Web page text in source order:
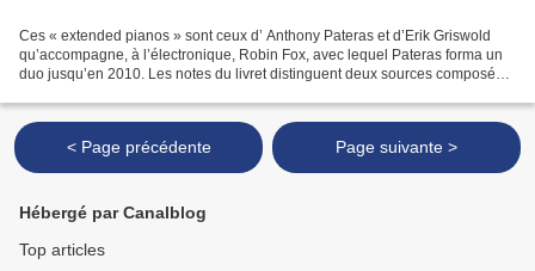
Ces « extended pianos » sont ceux d’ Anthony Pateras et d’Erik Griswold
qu’accompagne, à l’électronique, Robin Fox, avec lequel Pateras forma un
duo jusqu’en 2010. Les notes du livret distinguent deux sources composées
< Page précédente Page suivante >
Hébergé par Canalblog
Top articles